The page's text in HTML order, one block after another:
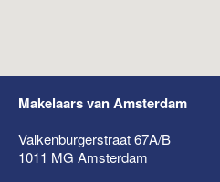
Makelaars van Amsterdam
Valkenburgerstraat 67A/B
1011 MG Amsterdam